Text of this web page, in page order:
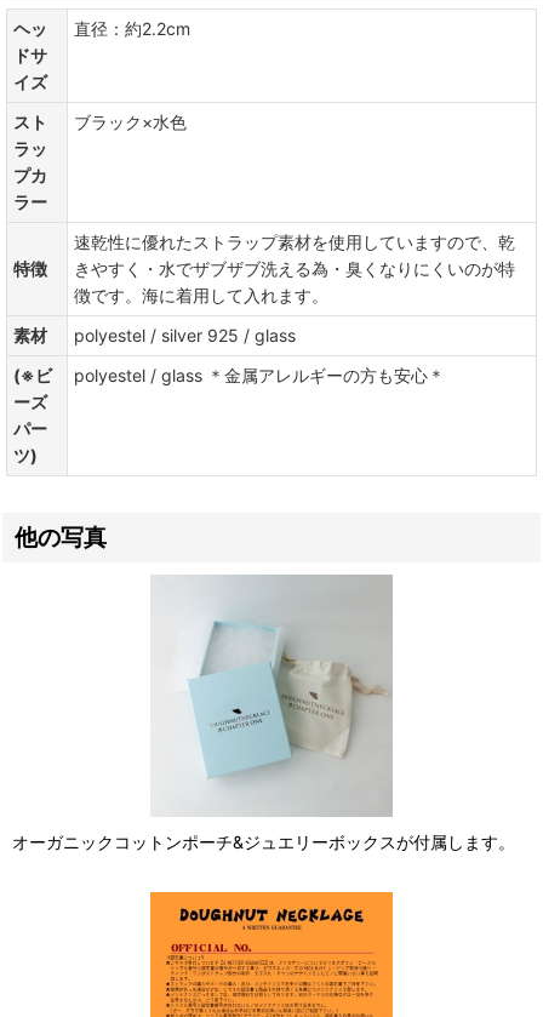
ヘッ
ドサ
イズ
直径：約2.2cm
スト
ラッ
プカ
ラー
ブラック×水色
特徴
速乾性に優れたストラップ素材を使用していますので、乾
きやすく・水でザブザブ洗える為・臭くなりにくいのが特
徴です。海に着用して入れます。
素材
polyestel / silver 925 / glass
(※ビ
ーズ
パー
ツ)
polyestel / glass ＊金属アレルギーの方も安心＊
他の写真
オーガニックコットンポーチ&ジュエリーボックスが付属します。